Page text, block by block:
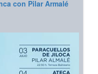
con Pilar Armalé